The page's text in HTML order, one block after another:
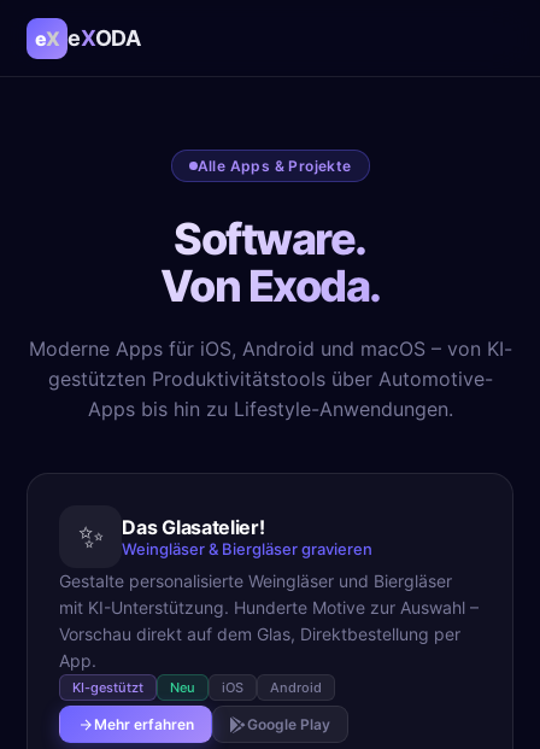
eX eXODA
Alle Apps & Projekte
Software.
Von Exoda.
Moderne Apps für iOS, Android und macOS – von KI-
gestützten Produktivitätstools über Automotive-
Apps bis hin zu Lifestyle-Anwendungen.
✨ Das Glasatelier!
Weingläser & Biergläser gravieren
Gestalte personalisierte Weingläser und Biergläser
mit KI-Unterstützung. Hunderte Motive zur Auswahl –
Vorschau direkt auf dem Glas, Direktbestellung per
App.
KI-gestützt Neu iOS Android
Mehr erfahren Google Play